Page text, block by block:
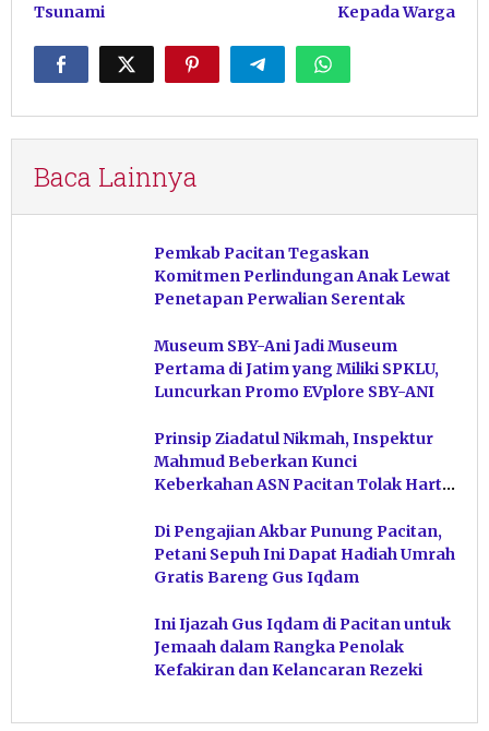
Tsunami
Kepada Warga
Baca Lainnya
Pemkab Pacitan Tegaskan
Komitmen Perlindungan Anak Lewat
Penetapan Perwalian Serentak
Museum SBY-Ani Jadi Museum
Pertama di Jatim yang Miliki SPKLU,
Luncurkan Promo EVplore SBY-ANI
Prinsip Ziadatul Nikmah, Inspektur
Mahmud Beberkan Kunci
Keberkahan ASN Pacitan Tolak Harta
Di Pengajian Akbar Punung Pacitan,
Petani Sepuh Ini Dapat Hadiah Umrah
Gratis Bareng Gus Iqdam
Ini Ijazah Gus Iqdam di Pacitan untuk
Jemaah dalam Rangka Penolak
Kefakiran dan Kelancaran Rezeki